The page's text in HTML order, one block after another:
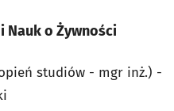
Nauk o Żywności
studiów - mgr inż.) -